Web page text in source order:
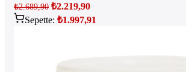
₺2.689,90 ₺2.219,90
Sepette: ₺1.997,91